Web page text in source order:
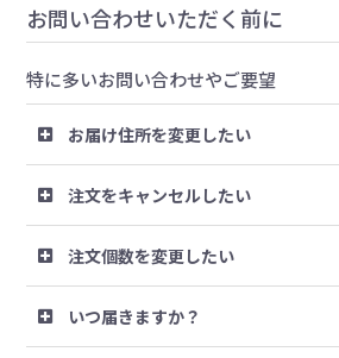
お問い合わせいただく前に
特に多いお問い合わせやご要望
お届け住所を変更したい
注文をキャンセルしたい
注文個数を変更したい
いつ届きますか？